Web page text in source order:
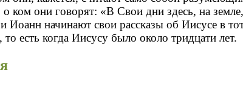
о ком они говорят: «В Свои дни здесь, на
Иоанн начинают свои рассказы об Иисусе в
есть когда Иисусу было около тридцати лет.